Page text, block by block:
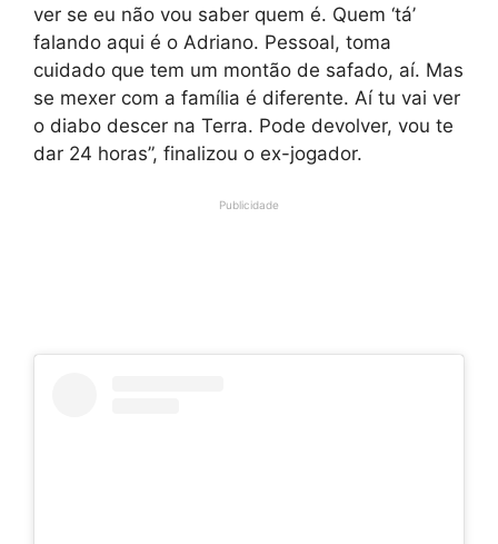
ver se eu não vou saber quem é. Quem ‘tá’
falando aqui é o Adriano. Pessoal, toma
cuidado que tem um montão de safado, aí. Mas
se mexer com a família é diferente. Aí tu vai ver
o diabo descer na Terra. Pode devolver, vou te
dar 24 horas”, finalizou o ex-jogador.
Publicidade